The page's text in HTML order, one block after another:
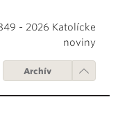
- 2026 Katolícke
noviny
Archív